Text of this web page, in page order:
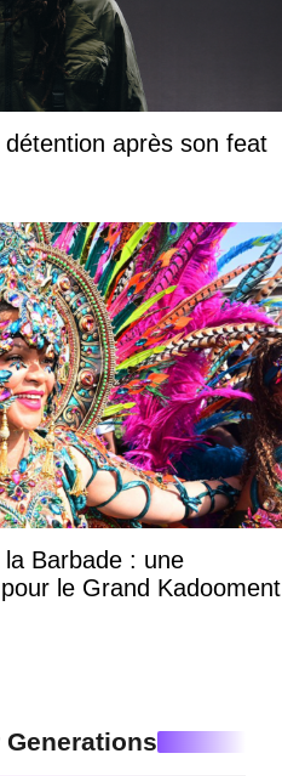
après son feat
Barbade : une
le Grand Kadooment